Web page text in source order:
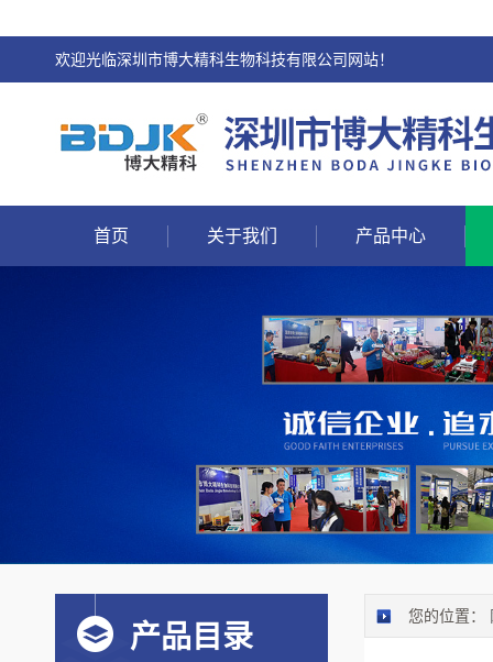
欢迎光临深圳市博大精科生物科技有限公司网站！
首页 关于我们 产品中心
产品目录
您的位置：